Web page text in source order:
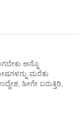
ಅನ್ನೊ
ಮರೆತು
ಹೀಗೇ ಬರುತ್ತಿರಿ,